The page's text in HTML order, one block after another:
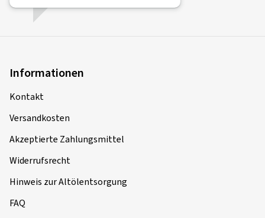
Bernd G., Deutschland
Verifizierter Kauf
Susanne M., Deutschland
Informationen
Kontakt
Versandkosten
Akzeptierte Zahlungsmittel
Widerrufsrecht
Hinweis zur Altölentsorgung
FAQ